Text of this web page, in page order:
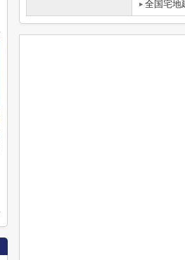
全国宅地